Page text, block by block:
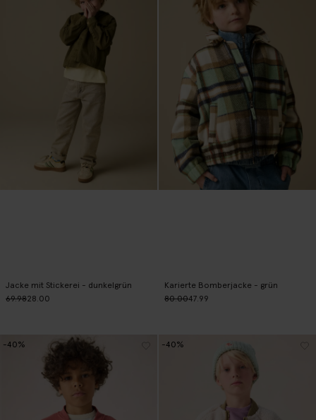
Jacke mit Stickerei - dunkelgrün
69.9828.00
Karierte Bomberjacke - grün
80.0047.99
-40% -40%